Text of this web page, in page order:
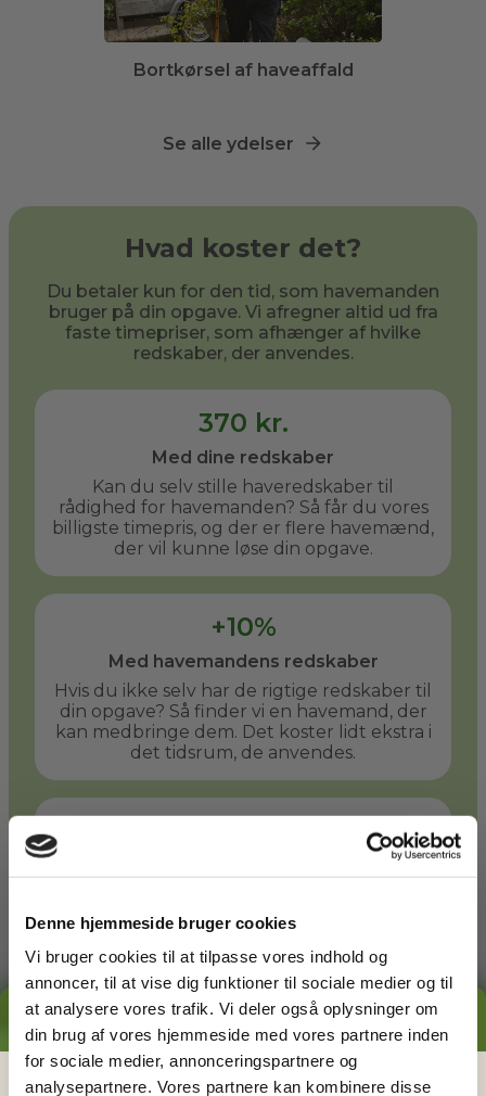
Denne hjemmeside bruger cookies
Vi bruger cookies til at tilpasse vores indhold og
annoncer, til at vise dig funktioner til sociale medier og til
at analysere vores trafik. Vi deler også oplysninger om
din brug af vores hjemmeside med vores partnere inden
for sociale medier, annonceringspartnere og
analysepartnere. Vores partnere kan kombinere disse
Bortkørsel af haveaffald
Se alle ydelser
Hvad koster det?
Du betaler kun for den tid, som havemanden
bruger på din opgave. Vi afregner altid ud fra
faste timepriser, som afhænger af hvilke
redskaber, der anvendes.
370 kr.
Med dine redskaber
Kan du selv stille haveredskaber til
rådighed for havemanden? Så får du vores
billigste timepris, og der er flere havemænd,
der vil kunne løse din opgave.
+10%
Med havemandens redskaber
Hvis du ikke selv har de rigtige redskaber til
din opgave? Så finder vi en havemand, der
kan medbringe dem. Det koster lidt ekstra i
det tidsrum, de anvendes.
Med havemandens store redskaber
græsplæne kan f.eks. slås hurtigere med en
havetraktor. Du og din havemand kan
aftale at bruge denne takst, når det giver
mening.
Læs mere
GRATIS PRISESTIMAT
Hvad koster detegentligat få